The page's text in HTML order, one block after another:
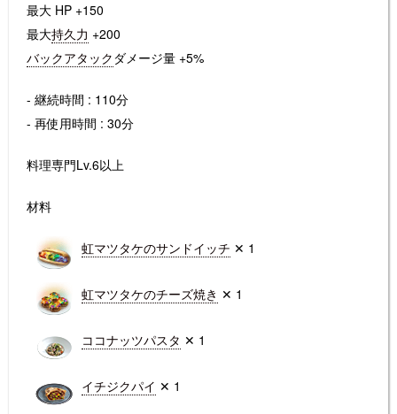
最大 HP +150
最大持久力 +200
バックアタック ダメージ量 +5%
- 継続時間 : 110分
- 再使用時間 : 30分
料理専門Lv.6以上
材料
虹マツタケのサンドイッチ ✕ 1
虹マツタケのチーズ焼き ✕ 1
ココナッツパスタ ✕ 1
イチジクパイ ✕ 1